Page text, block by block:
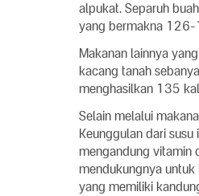
alpukat. Separuh
yang bermakna
Makanan lainnya
kacang tanah
menghasilkan 135
Selain melalui
Keunggulan dari
mengandung vitamin
mendukungnya
yang memiliki